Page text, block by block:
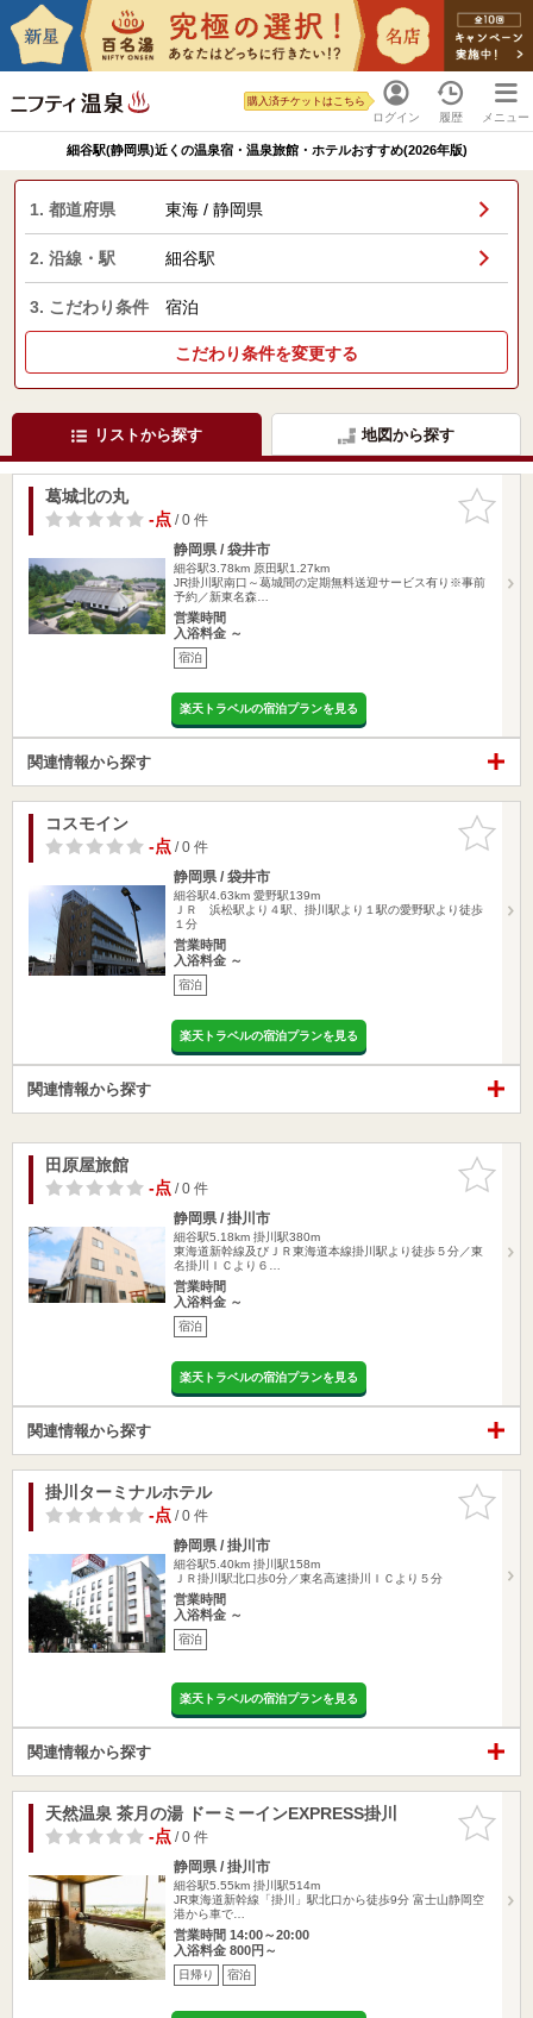
ログイン
購入済チケットはこちら
履歴 メニュー
細谷駅(静岡県)近くの温泉宿・温泉旅館・ホテルおすすめ(2026年版)
1. 都道府県 東海 / 静岡県
2. 沿線・駅 細谷駅
3. こだわり条件 宿泊
こだわり条件を変更する
リストから探す 地図から探す
お気に入
りに追加
葛城北の丸
-点/ 0 件
静岡県 / 袋井市
細谷駅3.78km 原田駅1.27km
JR掛川駅南口～葛城間の定期無料送迎サービス有り※事前
予約／新東名森…
営業時間
入浴料金 ～
宿泊
楽天トラベルの宿泊プランを見る
関連情報から探す
お気に入
りに追加
コスモイン
-点/ 0 件
静岡県 / 袋井市
細谷駅4.63km 愛野駅139m
ＪＲ 浜松駅より４駅、掛川駅より１駅の愛野駅より徒歩
１分
営業時間
入浴料金 ～
宿泊
楽天トラベルの宿泊プランを見る
関連情報から探す
お気に入
りに追加
田原屋旅館
-点/ 0 件
静岡県 / 掛川市
細谷駅5.18km 掛川駅380m
東海道新幹線及びＪＲ東海道本線掛川駅より徒歩５分／東
名掛川ＩＣより６…
営業時間
入浴料金 ～
宿泊
楽天トラベルの宿泊プランを見る
関連情報から探す
お気に入
りに追加
掛川ターミナルホテル
-点/ 0 件
静岡県 / 掛川市
細谷駅5.40km 掛川駅158m
ＪＲ掛川駅北口歩0分／東名高速掛川ＩＣより５分
営業時間
入浴料金 ～
宿泊
楽天トラベルの宿泊プランを見る
関連情報から探す
お気に入
りに追加
天然温泉 茶月の湯 ドーミーインEXPRESS掛川
-点/ 0 件
静岡県 / 掛川市
細谷駅5.55km 掛川駅514m
JR東海道新幹線「掛川」駅北口から徒歩9分 富士山静岡空
港から車で…
営業時間 14:00～20:00
入浴料金 800円～
日帰り 宿泊